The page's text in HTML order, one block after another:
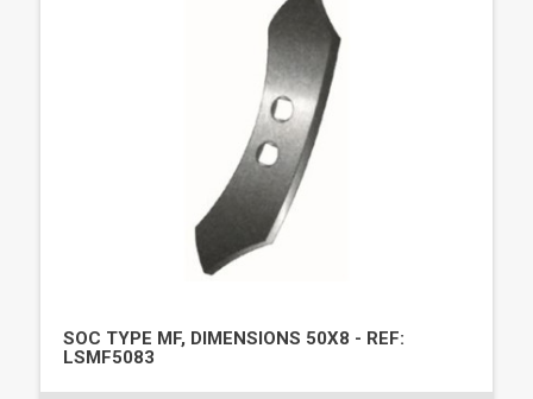
SOC TYPE MF, DIMENSIONS 50X8 - REF:
LSMF5083